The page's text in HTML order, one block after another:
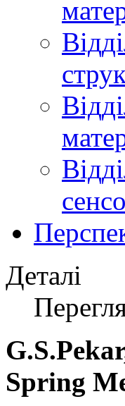
Деталі
Spring